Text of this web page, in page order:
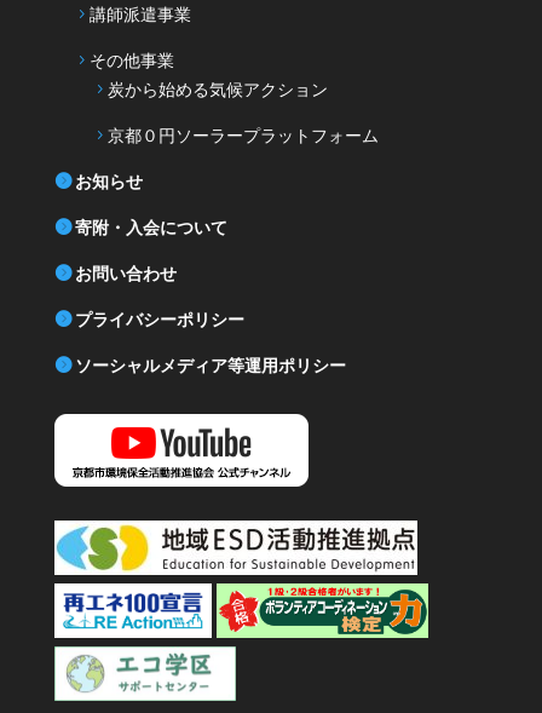
講師派遣事業
その他事業
炭から始める気候アクション
京都０円ソーラープラットフォーム
お知らせ
寄附・入会について
お問い合わせ
プライバシーポリシー
ソーシャルメディア等運用ポリシー